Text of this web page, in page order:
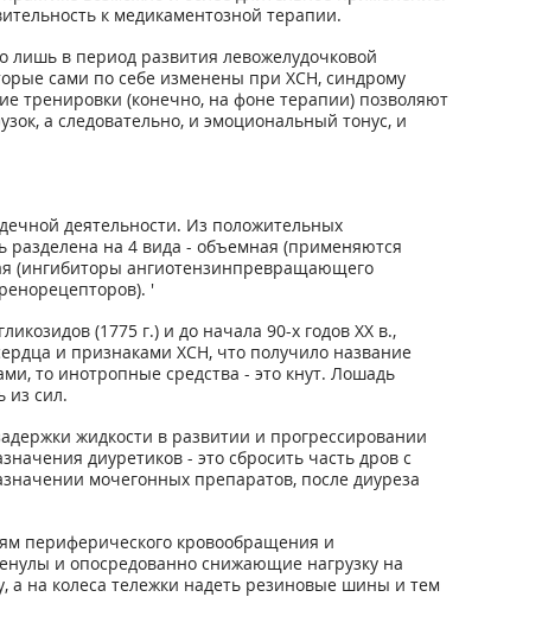
к медикаментозной терапии.
лишь в период развития левожелудочковой
сами по себе изменены при ХСН, синдрому
тренировки (конечно, на фоне терапии) позволяют
а следовательно, и эмоциональный тонус, и
деятельности. Из положительных
разделена на 4 вида - объемная (применяются
(ингибиторы ангиотензинпревращающего
'
(1775 г.) и до начала 90-х годов XX в.,
и признаками ХСН, что получило название
то инотропные средства - это кнут. Лошадь
из сил.
жидкости в развитии и прогрессировании
диуретиков - это сбросить часть дров с
мочегонных препаратов, после диуреза
периферического кровообращения и
и опосредованно снижающие нагрузку на
а на колеса тележки надеть резиновые шины и тем